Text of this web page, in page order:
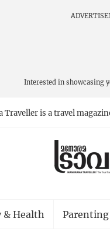
Interested in showcasing
Traveller is a travel
& Health Parenting